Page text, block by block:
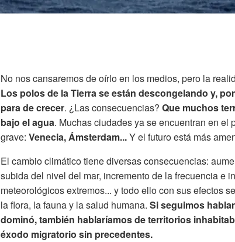
No nos cansaremos de oírlo en los medios, pero la
Los polos de la Tierra se están descongelando y,
para de crecer. ¿Las consecuencias? Que muchos
bajo el agua. Muchas ciudades ya se encuentran en el
grave: Venecia, Ámsterdam...Y el futuro está más
El cambio climático tiene diversas consecuencias:
subida del nivel del mar, incremento de la frecuencia e
meteorológicos extremos... y todo ello con sus efectos
la flora, la fauna y la salud humana. Si seguimos
dominó, también hablaríamos de territorios
éxodo migratorio sin precedentes.